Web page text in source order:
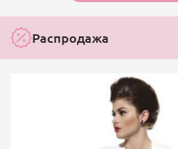
Распродажа